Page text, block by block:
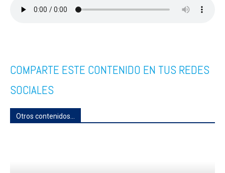
COMPARTE ESTE CONTENIDO EN TUS REDES
SOCIALES
Otros contenidos...